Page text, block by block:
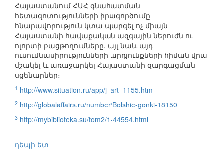
Հայաստանում ՀԱՀ գնահատման
հետազոտությունների իրագործումը
հնարավորություն կտա պարզել ոչ միայն
Հայաստանի հավաքական ազգային ներուժն ու
ոլորտի բացթողումները, այլ նաև այդ
ուսումնասիրությունների արդյունքների հիման վրա
մշակել և առաջարկել Հայաստանի զարգացման
սցենարներ։
1 http://www.situation.ru/app/j_art_1155.htm
2 http://globalaffairs.ru/number/Bolshie-gonki-18150
3 http://mybiblioteka.su/tom2/1-44554.html
դեպի ետ